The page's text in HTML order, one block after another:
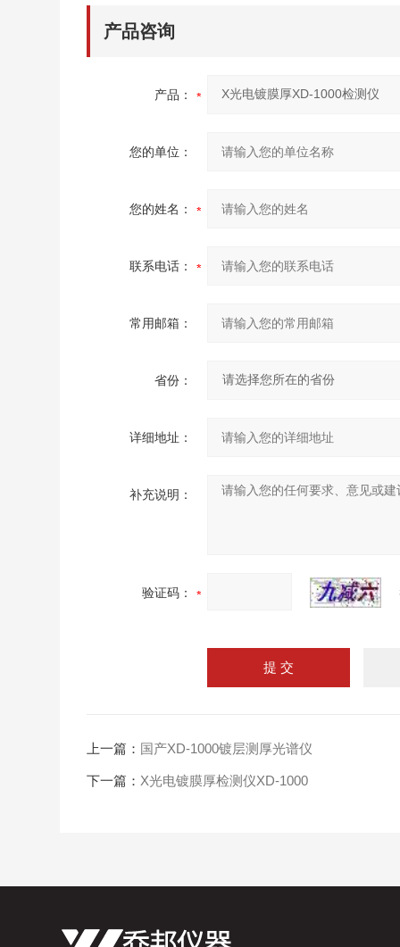
产品咨询
产品：
您的单位：
您的姓名：
联系电话：
常用邮箱：
省份：
详细地址：
补充说明：
验证码：
上一篇： 国产XD-1000镀层测厚光谱仪
下一篇： X光电镀膜厚检测仪XD-1000